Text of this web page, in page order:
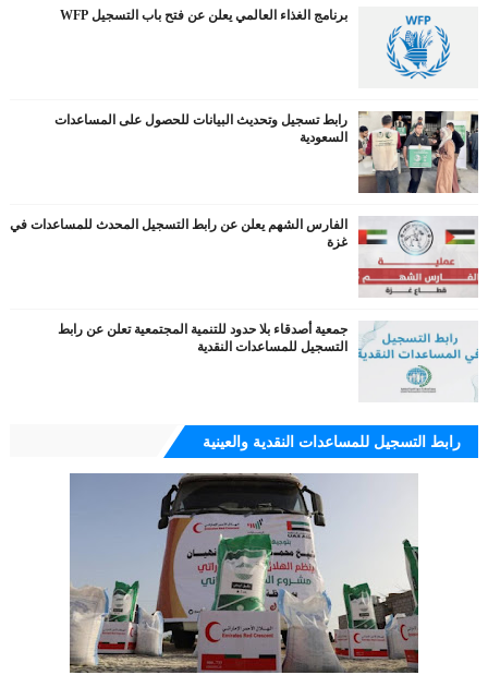
برنامج الغذاء العالمي يعلن عن فتح باب التسجيل WFP
رابط تسجيل وتحديث البيانات للحصول على المساعدات
السعودية
الفارس الشهم يعلن عن رابط التسجيل المحدث للمساعدات في
غزة
جمعية أصدقاء بلا حدود للتنمية المجتمعية تعلن عن رابط
التسجيل للمساعدات النقدية
رابط التسجيل للمساعدات النقدية والعينية